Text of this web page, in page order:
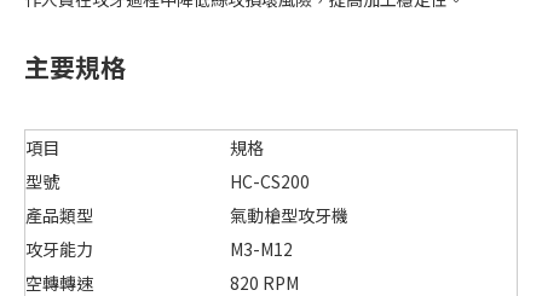
主要規格
項目
規格
型號
HC-CS200
產品類型
氣動槍型攻牙機
攻牙能力
M3-M12
空轉轉速
820 RPM